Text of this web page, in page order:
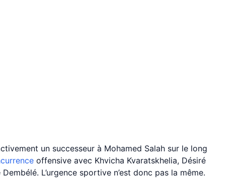
un successeur à Mohamed Salah sur le long
offensive avec Khvicha Kvaratskhelia, Désiré
L’urgence sportive n’est donc pas la même.